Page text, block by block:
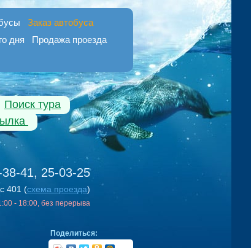
Заказ автобуса
дня Продажа проезда
Поиск тура
41, 25-03-25
401 (схема проезда)
- 18:00, без перерыва
Поделиться: